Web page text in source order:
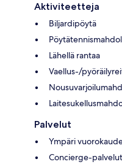
Aktiviteetteja
Biljardipöytä
Lähellä rantaa
Vaellus-/
Palvelut
Ympäri
Concierge-palvelut